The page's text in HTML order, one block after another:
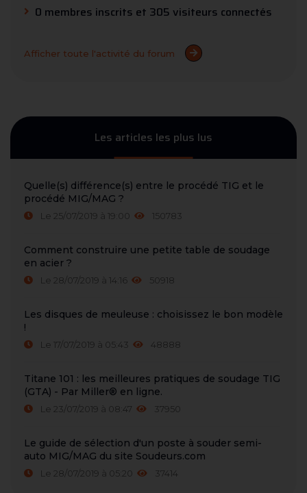
0 membres inscrits et 305 visiteurs connectés
Afficher toute l'activité du forum
Les articles les plus lus
Quelle(s) différence(s) entre le procédé TIG et le
procédé MIG/MAG ?
Le 25/07/2019 à 19:00 150783
Comment construire une petite table de soudage
en acier ?
Le 28/07/2019 à 14:16 50918
Les disques de meuleuse : choisissez le bon modèle
!
Le 17/07/2019 à 05:43 48888
Titane 101 : les meilleures pratiques de soudage TIG
(GTA) - Par Miller® en ligne.
Le 23/07/2019 à 08:47 37950
Le guide de sélection d'un poste à souder semi-
auto MIG/MAG du site Soudeurs.com
Le 28/07/2019 à 05:20 37414